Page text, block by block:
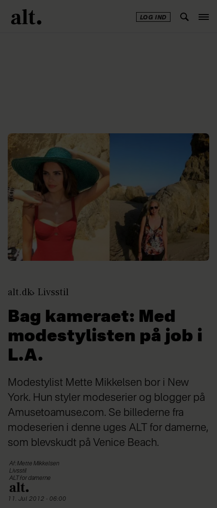
LOG IND
alt.dk Livsstil
Bag kameraet: Med
modestylisten på job i
L.A.
Modestylist Mette Mikkelsen bor i New
York. Hun styler modeserier og blogger på
Amusetoamuse.com. Se billederne fra
modeserien i denne uges ALT for damerne,
som blevskudt på Venice Beach.
Af: Mette Mikkelsen
Livsstil
ALT for damerne
11. Jul 2012 - 06:00